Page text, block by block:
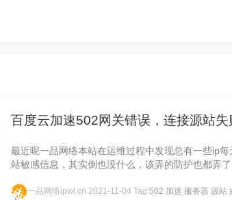
百度云加速502网关错误，连接源站
最近呢一品网络本站在运维过程中发现总有一些ip
站敏感信息，其实倒也没什么，该弄的防护也都弄
一品网络ipwl.cn2021-11-04 Tag:502 加速 服务器 源站